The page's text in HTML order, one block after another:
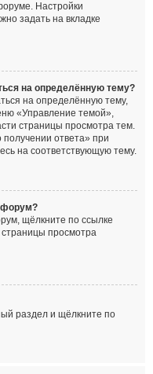
Настройки
задать на вкладке
на определённую тему?
на определённую тему,
«Управление темой»,
страницы просмотра тем.
ответа» при
на соответствующую тему.
форум?
щёлкните по ссылке
просмотра
раздел и щёлкните по